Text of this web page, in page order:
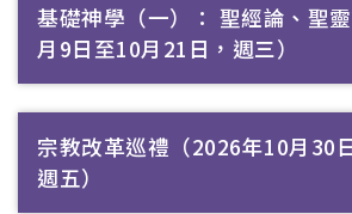
基礎神學（一）： 聖經論、聖
月9日至10月21日，週三）
宗教改革巡禮（2026年10月30
週五）